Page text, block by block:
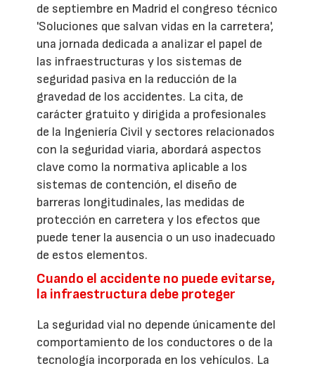
de septiembre en Madrid el congreso técnico
'Soluciones que salvan vidas en la carretera',
una jornada dedicada a analizar el papel de
las infraestructuras y los sistemas de
seguridad pasiva en la reducción de la
gravedad de los accidentes. La cita, de
carácter gratuito y dirigida a profesionales
de la Ingeniería Civil y sectores relacionados
con la seguridad viaria, abordará aspectos
clave como la normativa aplicable a los
sistemas de contención, el diseño de
barreras longitudinales, las medidas de
protección en carretera y los efectos que
puede tener la ausencia o un uso inadecuado
de estos elementos.
Cuando el accidente no puede evitarse,
la infraestructura debe proteger
La seguridad vial no depende únicamente del
comportamiento de los conductores o de la
tecnología incorporada en los vehículos. La